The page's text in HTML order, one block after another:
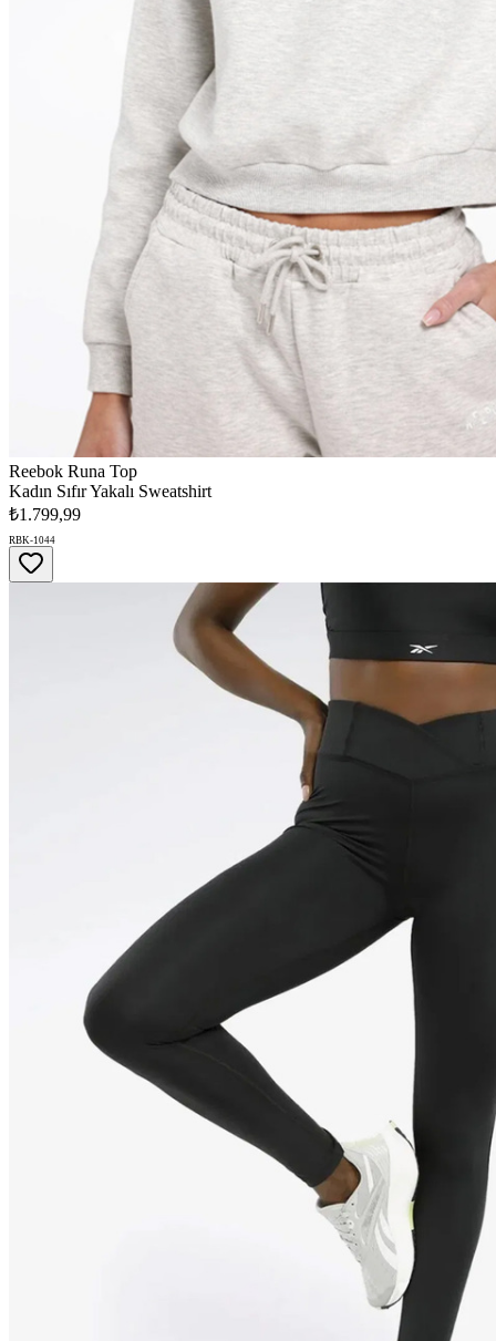
Reebok Runa Top
Kadın Sıfır Yakalı Sweatshirt
₺1.799,99
RBK-1044